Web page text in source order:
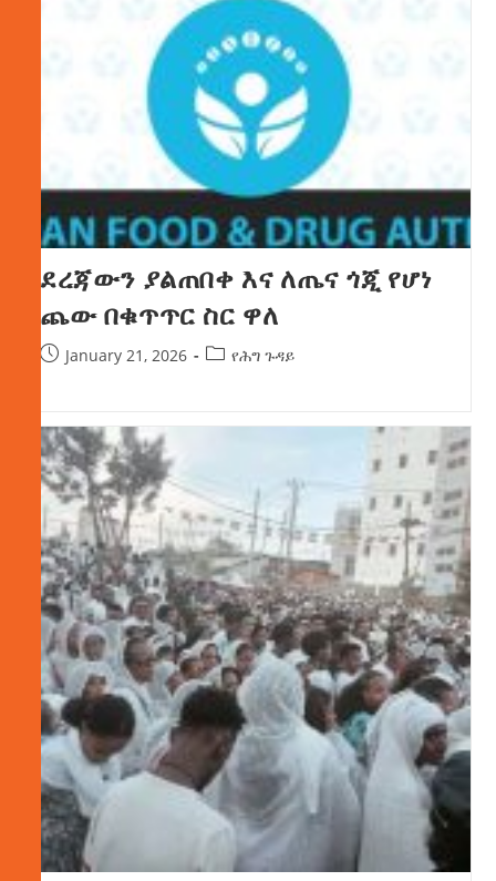
ደረጃውን ያልጠበቀ እና ለጤና ጎጂ የሆነ
ጨው በቁጥጥር ስር ዋለ
January 21, 2026 የሕግ ጉዳይ